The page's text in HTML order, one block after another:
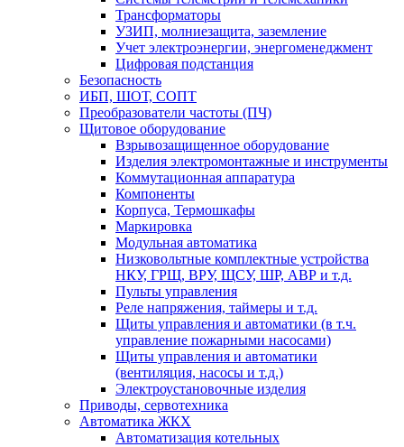
Трансформаторы
УЗИП, молниезащита, заземление
Учет электроэнергии, энергоменеджмент
Цифровая подстанция
Безопасность
ИБП, ШОТ, СОПТ
Преобразователи частоты (ПЧ)
Щитовое оборудование
Взрывозащищенное оборудование
Изделия электромонтажные и инструменты
Коммутационная аппаратура
Компоненты
Корпуса, Термошкафы
Маркировка
Модульная автоматика
Низковольтные комплектные устройства
НКУ, ГРЩ, ВРУ, ЩСУ, ШР, АВР и т.д.
Пульты управления
Реле напряжения, таймеры и т.д.
Щиты управления и автоматики (в т.ч.
управление пожарными насосами)
Щиты управления и автоматики
(вентиляция, насосы и т.д.)
Электроустановочные изделия
Приводы, сервотехника
Автоматика ЖКХ
Автоматизация котельных